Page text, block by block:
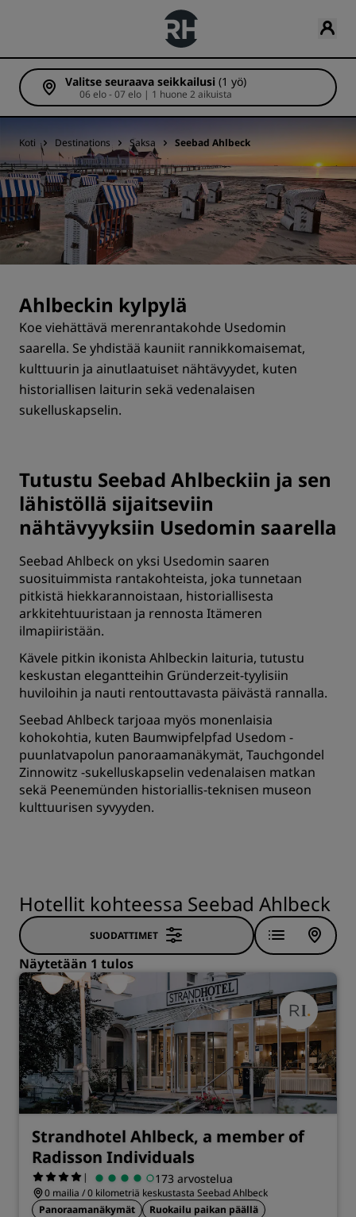
Valitse seuraava seikkailusi (1 yö)
06 elo - 07 elo | 1 huone 2 aikuista
Koti Destinations Saksa Seebad Ahlbeck
Ahlbeckin kylpylä
Koe viehättävä merenrantakohde Usedomin
saarella. Se yhdistää kauniit rannikkomaisemat,
kulttuurin ja ainutlaatuiset nähtävyydet, kuten
historiallisen laiturin sekä vedenalaisen
sukelluskapselin.
Tutustu Seebad Ahlbeckiin ja sen
lähistöllä sijaitseviin
nähtävyyksiin Usedomin saarella
Seebad Ahlbeck on yksi Usedomin saaren
suosituimmista rantakohteista, joka tunnetaan
pitkistä hiekkarannoistaan, historiallisesta
arkkitehtuuristaan ja rennosta Itämeren
ilmapiiristään.
Kävele pitkin ikonista Ahlbeckin laituria, tutustu
keskustan elegantteihin Gründerzeit-tyylisiin
huviloihin ja nauti rentouttavasta päivästä rannalla.
Seebad Ahlbeck tarjoaa myös monenlaisia
kohokohtia, kuten Baumwipfelpfad Usedom -
puunlatvapolun panoraamanäkymät, Tauchgondel
Zinnowitz -sukelluskapselin vedenalaisen matkan
sekä Peenemünden historiallis-teknisen museon
kulttuurisen syvyyden.
Hotellit kohteessa Seebad Ahlbeck
SUODATTIMET
Näytetään 1 tulos
Strandhotel Ahlbeck, a member of
Radisson Individuals
| 173 arvostelua
0 mailia / 0 kilometriä keskustasta Seebad Ahlbeck
Panoraamanäkymät
Ruokailu paikan päällä